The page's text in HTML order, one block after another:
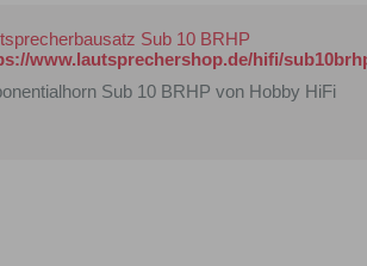
Sub 10 BRHP
www.lautsprechershop.de/hifi/
Sub 10 BRHP von Hobby HiFi